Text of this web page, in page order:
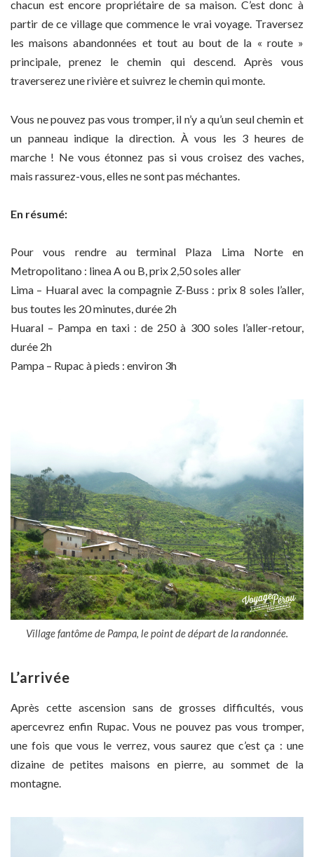
chacun est encore propriétaire de sa maison. C’est donc à
partir de ce village que commence le vrai voyage. Traversez
les maisons abandonnées et tout au bout de la « route »
principale, prenez le chemin qui descend. Après vous
traverserez une rivière et suivrez le chemin qui monte.
Vous ne pouvez pas vous tromper, il n’y a qu’un seul chemin et
un panneau indique la direction. À vous les 3 heures de
marche ! Ne vous étonnez pas si vous croisez des vaches,
mais rassurez-vous, elles ne sont pas méchantes.
En résumé:
Pour vous rendre au terminal Plaza Lima Norte en
Metropolitano : linea A ou B, prix 2,50 soles aller
Lima – Huaral avec la compagnie Z-Buss : prix 8 soles l’aller,
bus toutes les 20 minutes, durée 2h
Huaral – Pampa en taxi : de 250 à 300 soles l’aller-retour,
durée 2h
Pampa – Rupac à pieds : environ 3h
Village fantôme de Pampa, le point de départ de la randonnée.
L’arrivée
Après cette ascension sans de grosses difficultés, vous
apercevrez enfin Rupac. Vous ne pouvez pas vous tromper,
une fois que vous le verrez, vous saurez que c’est ça : une
dizaine de petites maisons en pierre, au sommet de la
montagne.